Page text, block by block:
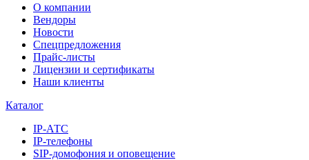
О компании
Вендоры
Новости
Спецпредложения
Прайс-листы
Лицензии и сертификаты
Наши клиенты
Каталог
IP-АТС
IP-телефоны
SIP-домофония и оповещение